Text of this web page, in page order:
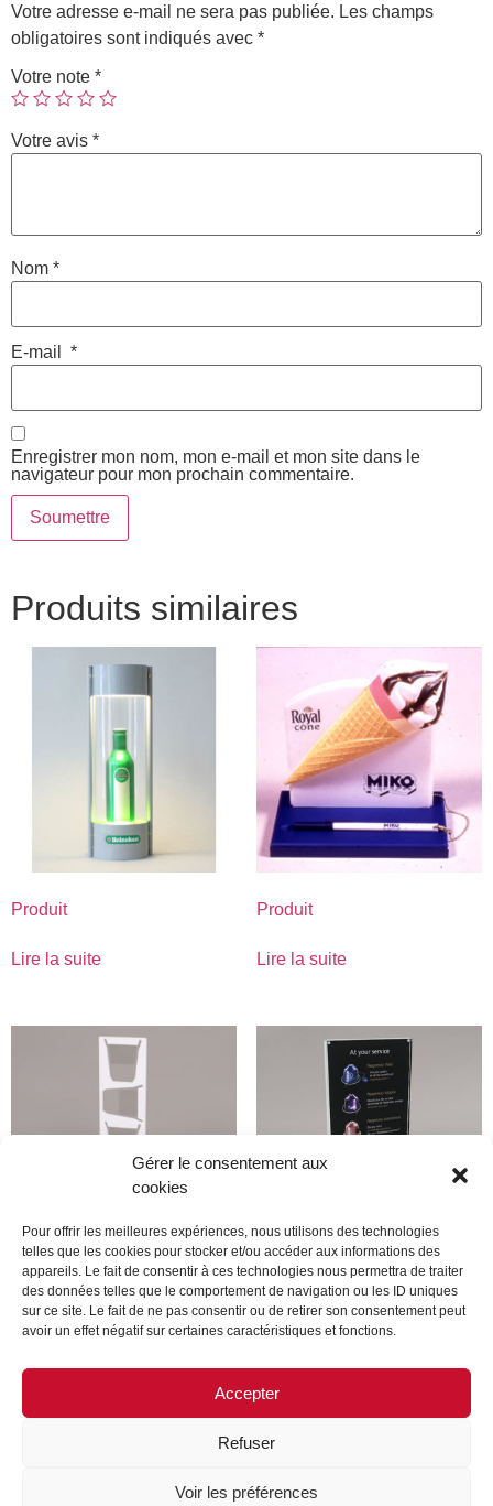
Gérer le consentement aux
cookies
Pour offrir les meilleures expériences, nous utilisons des technologies
telles que les cookies pour stocker et/ou accéder aux informations des
appareils. Le fait de consentir à ces technologies nous permettra de traiter
des données telles que le comportement de navigation ou les ID uniques
sur ce site. Le fait de ne pas consentir ou de retirer son consentement peut
avoir un effet négatif sur certaines caractéristiques et fonctions.
Accepter
Refuser
Voir les préférences
Votre adresse e-mail ne sera pas publiée. Les champs
obligatoires sont indiqués avec *
Votre note *
Votre avis *
Nom *
E-mail *
Enregistrer mon nom, mon e-mail et mon site dans le
navigateur pour mon prochain commentaire.
Produits similaires
Produit
Lire la suite
Produit
Lire la suite
Produit
Lire la suite
Produit
Lire la suite